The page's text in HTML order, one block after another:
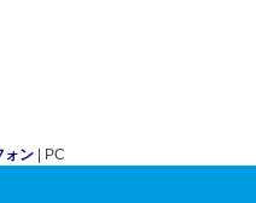
ォン | PC